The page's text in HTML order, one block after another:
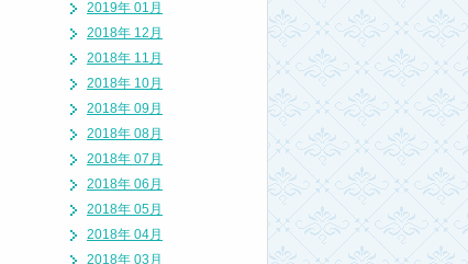
2019年 01月
2018年 12月
2018年 11月
2018年 10月
2018年 09月
2018年 08月
2018年 07月
2018年 06月
2018年 05月
2018年 04月
2018年 03月